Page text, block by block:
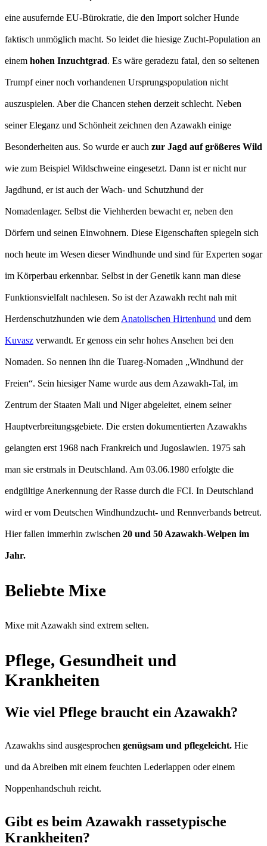
eine ausufernde EU-Bürokratie, die den Import solcher Hunde
faktisch unmöglich macht. So leidet die hiesige Zucht-Population an
einem hohen Inzuchtgrad. Es wäre geradezu fatal, den so seltenen
Trumpf einer noch vorhandenen Ursprungspopulation nicht
auszuspielen. Aber die Chancen stehen derzeit schlecht. Neben
seiner Eleganz und Schönheit zeichnen den Azawakh einige
Besonderheiten aus. So wurde er auch zur Jagd auf größeres Wild
wie zum Beispiel Wildschweine eingesetzt. Dann ist er nicht nur
Jagdhund, er ist auch der Wach- und Schutzhund der
Nomadenlager. Selbst die Viehherden bewacht er, neben den
Dörfern und seinen Einwohnern. Diese Eigenschaften spiegeln sich
noch heute im Wesen dieser Windhunde und sind für Experten sogar
im Körperbau erkennbar. Selbst in der Genetik kann man diese
Funktionsvielfalt nachlesen. So ist der Azawakh recht nah mit
Herdenschutzhunden wie dem Anatolischen Hirtenhund und dem
Kuvasz verwandt. Er genoss ein sehr hohes Ansehen bei den
Nomaden. So nennen ihn die Tuareg-Nomaden „Windhund der
Freien“. Sein hiesiger Name wurde aus dem Azawakh-Tal, im
Zentrum der Staaten Mali und Niger abgeleitet, einem seiner
Hauptverbreitungsgebiete. Die ersten dokumentierten Azawakhs
gelangten erst 1968 nach Frankreich und Jugoslawien. 1975 sah
man sie erstmals in Deutschland. Am 03.06.1980 erfolgte die
endgültige Anerkennung der Rasse durch die FCI. In Deutschland
wird er vom Deutschen Windhundzucht- und Rennverbands betreut.
Hier fallen immerhin zwischen 20 und 50 Azawakh-Welpen im
Jahr.
Beliebte Mixe
Mixe mit Azawakh sind extrem selten.
Pflege, Gesundheit und
Krankheiten
Wie viel Pflege braucht ein Azawakh?
Azawakhs sind ausgesprochen genügsam und pflegeleicht. Hie
und da Abreiben mit einem feuchten Lederlappen oder einem
Noppenhandschuh reicht.
Gibt es beim Azawakh rassetypische
Krankheiten?